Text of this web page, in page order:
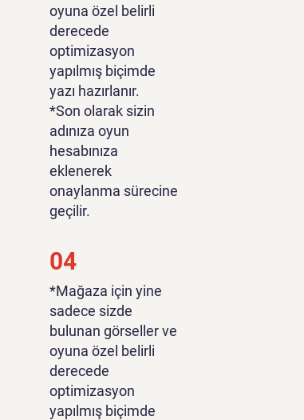
oyuna özel belirli
derecede
optimizasyon
yapılmış biçimde
yazı hazırlanır.
*Son olarak sizin
adınıza oyun
hesabınıza
eklenerek
onaylanma sürecine
geçilir.
04
*Mağaza için yine
sadece sizde
bulunan görseller ve
oyuna özel belirli
derecede
optimizasyon
yapılmış biçimde